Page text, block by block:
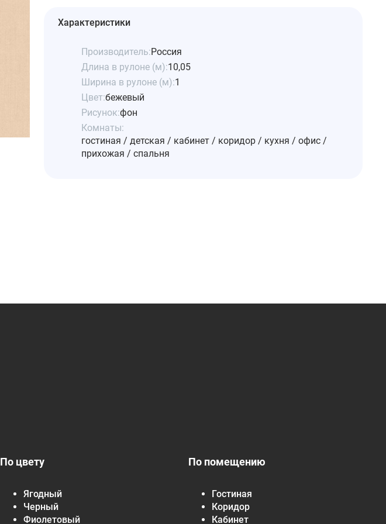
Характеристики
Производитель:Россия
Длина в рулоне (м):10,05
Ширина в рулоне (м):1
Цвет:бежевый
Рисунок:фон
Комнаты:
гостиная / детская / кабинет / коридор / кухня / офис /
прихожая / спальня
По цвету
Ягодный
Черный
Фиолетовый
По помещению
Гостиная
Коридор
Кабинет